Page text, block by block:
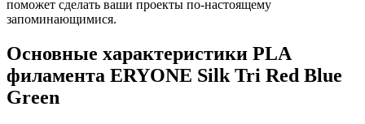
поможет сделать ваши проекты по-настоящему
запоминающимися.
Основные характеристики PLA
филамента ERYONE Silk Tri Red Blue
Green